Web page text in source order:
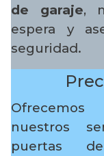
de garaje,
espera y
seguridad.
nuestros
puertas